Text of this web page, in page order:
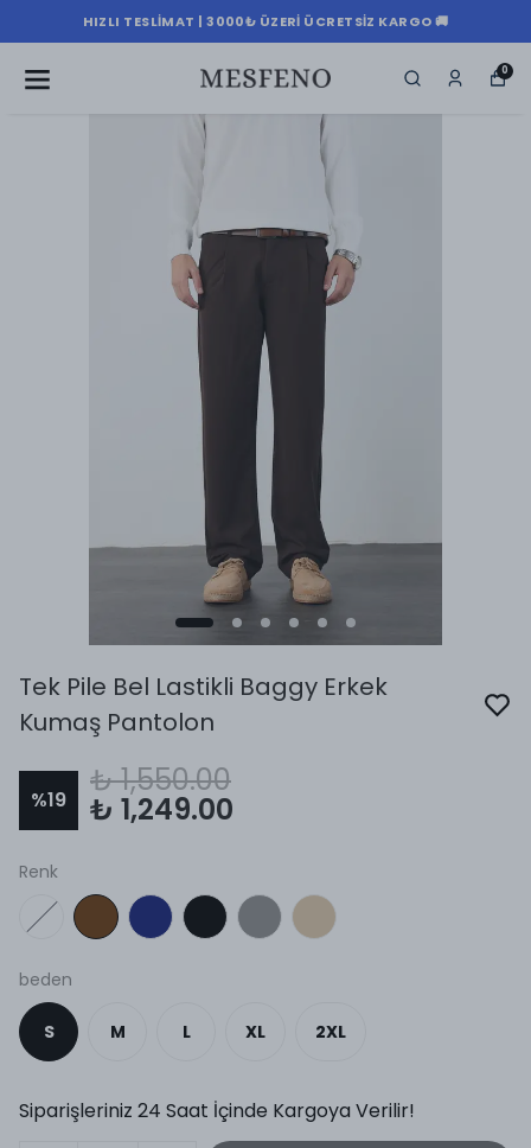
HIZLI TESLIMAT | 3000₺ ÜZERI ÜCRETSIZ KARGO 🚚
0
Tek Pile Bel Lastikli Baggy Erkek
Kumaş Pantolon
%19
₺ 1,550.00
₺ 1,249.00
Renk
beden
S M L XL 2XL
Siparişleriniz 24 Saat İçinde Kargoya Verilir!